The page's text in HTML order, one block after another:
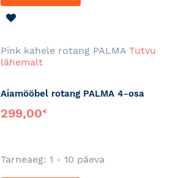
Pink kahele rotang PALMA Tutvu
lähemalt
Aiamööbel rotang PALMA 4-osa
299,00€
Tarneaeg: 1 - 10 päeva